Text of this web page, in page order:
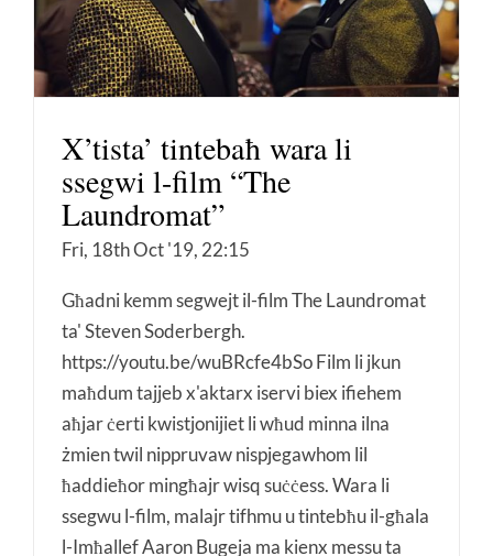
X’tista’ tintebaħ wara li
ssegwi l-film “The
Laundromat”
Fri, 18th Oct '19, 22:15
Għadni kemm segwejt il-film The Laundromat
ta' Steven Soderbergh.
https://youtu.be/wuBRcfe4bSo Film li jkun
maħdum tajjeb x'aktarx iservi biex ifiehem
aħjar ċerti kwistjonijiet li wħud minna ilna
żmien twil nippruvaw nispjegawhom lil
ħaddieħor mingħajr wisq suċċess. Wara li
ssegwu l-film, malajr tifhmu u tintebħu il-għala
l-Imħallef Aaron Bugeja ma kienx messu ta